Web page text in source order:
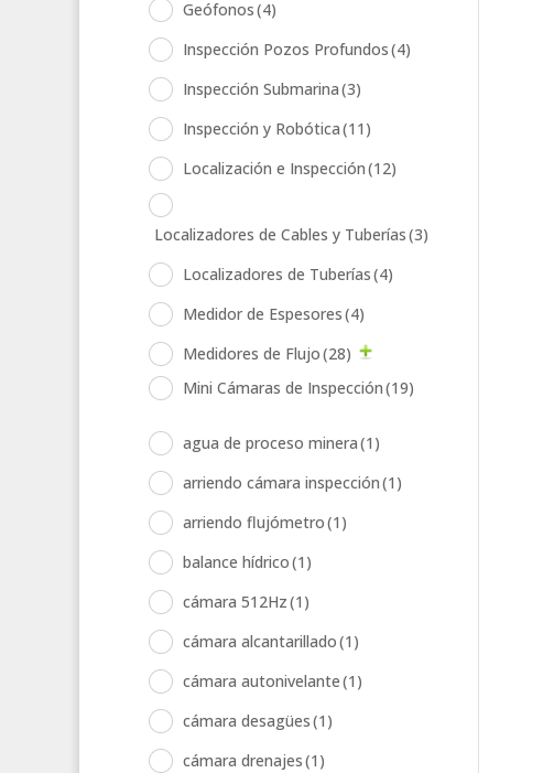
Geófonos(4)
Inspección Pozos Profundos(4)
Inspección Submarina(3)
Inspección y Robótica(11)
Localización e Inspección(12)
Localizadores de Cables y Tuberías(3)
Localizadores de Tuberías(4)
Medidor de Espesores(4)
Medidores de Flujo(28)
Mini Cámaras de Inspección(19)
agua de proceso minera(1)
arriendo cámara inspección(1)
arriendo flujómetro(1)
balance hídrico(1)
cámara 512Hz(1)
cámara alcantarillado(1)
cámara autonivelante(1)
cámara desagües(1)
cámara drenajes(1)